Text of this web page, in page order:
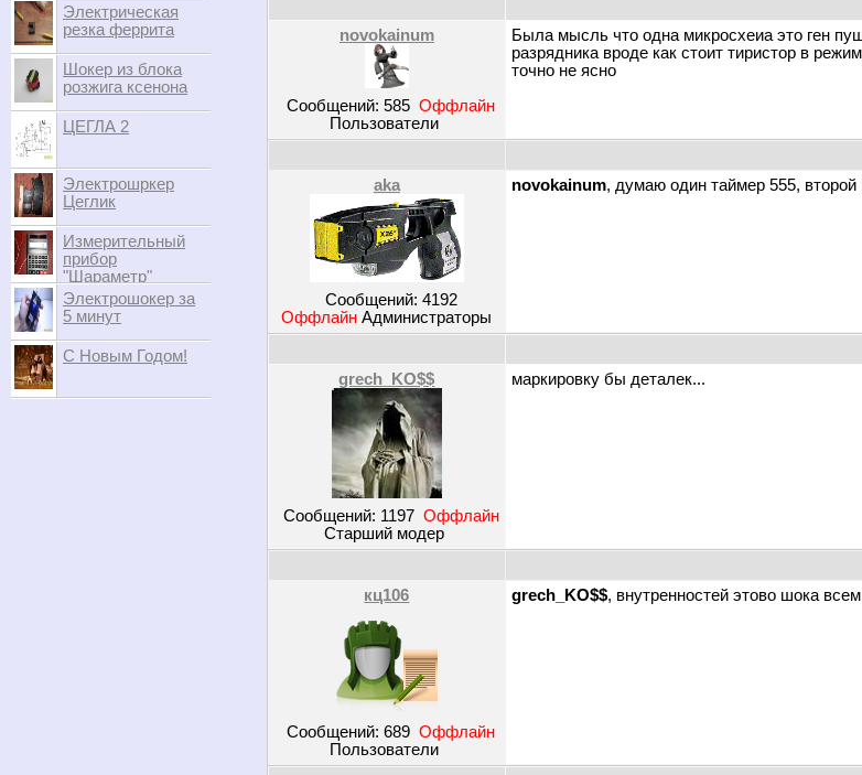
Электрическая
резка феррита
Шокер из блока
розжига ксенона
ЦЕГЛА 2
Электрошркер
Цеглик
Измерительный
прибор
"Шараметр"
Электрошокер за
5 минут
С Новым Годом!
novokainum
Сообщений:585 Оффлайн
Пользователи
Была мысль что одна микросхеиа это ген
разрядника вроде как стоит тиристор в
точно не ясно
aka
Сообщений: 4192
Оффлайн Администраторы
novokainum, думаю один таймер 555,
grech_KO$$
Сообщений: 1197 Оффлайн
Старший модер
маркировку бы деталек...
кц106
Сообщений:689 Оффлайн
Пользователи
grech_KO$$, внутренностей этово шока